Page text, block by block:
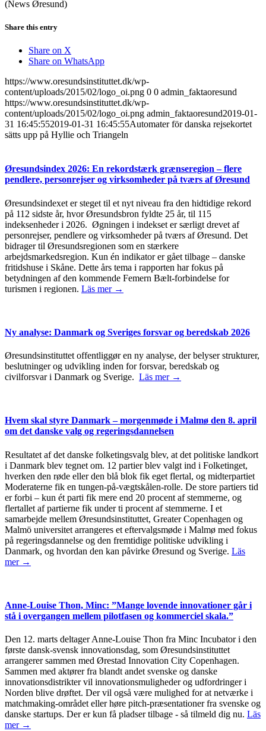
(News Øresund)
Share this entry
Share on X
Share on WhatsApp
https://www.oresundsinstituttet.dk/wp-
content/uploads/2015/02/logo_oi.png 0 0 admin_faktaoresund
https://www.oresundsinstituttet.dk/wp-
content/uploads/2015/02/logo_oi.png admin_faktaoresund2019-01-
31 16:45:552019-01-31 16:45:55Automater för danska rejsekortet
sätts upp på Hyllie och Triangeln
Øresundsindex 2026: En rekordstærk grænseregion – flere
pendlere, personrejser og virksomheder på tværs af Øresund
Øresundsindexet er steget til et nyt niveau fra den hidtidige rekord
på 112 sidste år, hvor Øresundsbron fyldte 25 år, til 115
indeksenheder i 2026. Øgningen i indekset er særligt drevet af
personrejser, pendlere og virksomheder på tværs af Øresund. Det
bidrager til Øresundsregionen som en stærkere
arbejdsmarkedsregion. Kun én indikator er gået tilbage – danske
fritidshuse i Skåne. Dette års tema i rapporten har fokus på
betydningen af den kommende Femern Bælt-forbindelse for
turismen i regionen. Läs mer →
Ny analyse: Danmark og Sveriges forsvar og beredskab 2026
Øresundsinstituttet offentliggør en ny analyse, der belyser strukturer,
beslutninger og udvikling inden for forsvar, beredskab og
civilforsvar i Danmark og Sverige. Läs mer →
Hvem skal styre Danmark – morgenmøde i Malmø den 8. april
om det danske valg og regeringsdannelsen
Resultatet af det danske folketingsvalg blev, at det politiske landkort
i Danmark blev tegnet om. 12 partier blev valgt ind i Folketinget,
hverken den røde eller den blå blok fik eget flertal, og midterpartiet
Moderaterne fik en tungen-på-vægtskålen-rolle. De store partiers tid
er forbi – kun ét parti fik mere end 20 procent af stemmerne, og
flertallet af partierne fik under ti procent af stemmerne. I et
samarbejde mellem Øresundsinstituttet, Greater Copenhagen og
Malmö universitet arrangeres et eftervalgsmøde i Malmø med fokus
på regeringsdannelse og den fremtidige politiske udvikling i
Danmark, og hvordan den kan påvirke Øresund og Sverige. Läs
mer →
Anne-Louise Thon, Minc: ”Mange lovende innovationer går i
stå i overgangen mellem pilotfasen og kommerciel skala.”
Den 12. marts deltager Anne-Louise Thon fra Minc Incubator i den
første dansk-svensk innovationsdag, som Øresundsinstituttet
arrangerer sammen med Ørestad Innovation City Copenhagen.
Sammen med aktører fra blandt andet svenske og danske
innovationsdistrikter vil innovationsmuligheder og udfordringer i
Norden blive drøftet. Der vil også være mulighed for at netværke i
matchmaking-området eller høre pitch-præsentationer fra svenske og
danske startups. Der er kun få pladser tilbage - så tilmeld dig nu. Läs
mer →